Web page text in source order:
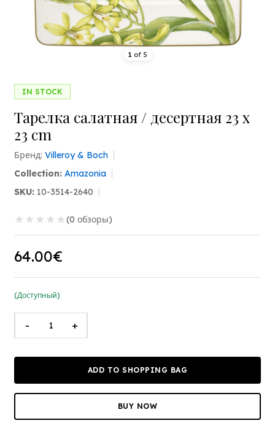
1 of 5
IN STOCK
Тарелка салатная / десертная 23 x
23 cm
Бренд: Villeroy & Boch
Collection: Amazonia
SKU: 10-3514-2640
★ ★ ★ ★ ★(0 обзоры)
64.00€
(Доступный)
- +
ADD TO SHOPPING BAG
BUY NOW